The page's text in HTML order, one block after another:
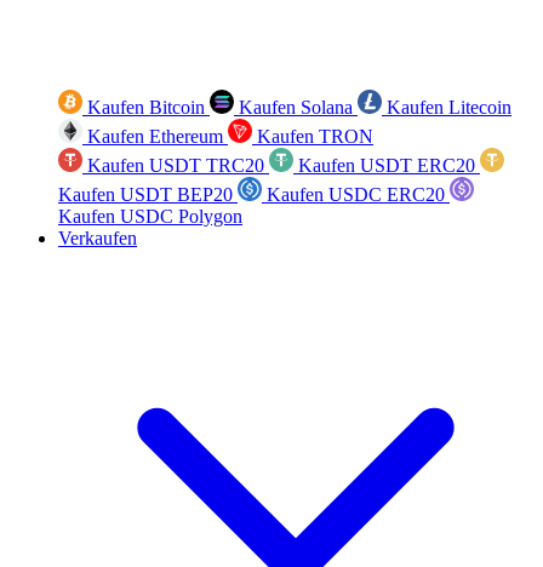
Kaufen Bitcoin Kaufen Solana
Kaufen Litecoin
Kaufen Ethereum
Kaufen TRON
Kaufen USDT TRC20
Kaufen USDT ERC20
Kaufen USDT BEP20
Kaufen USDC ERC20
Kaufen USDC Polygon
Verkaufen